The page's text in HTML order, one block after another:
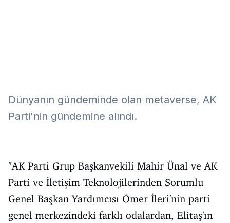
Dünyanın gündeminde olan metaverse, AK
Parti'nin gündemine alındı.
"AK Parti Grup Başkanvekili Mahir Ünal ve AK
Parti ve İletişim Teknolojilerinden Sorumlu
Genel Başkan Yardımcısı Ömer İleri'nin parti
genel merkezindeki farklı odalardan, Elitaş'ın